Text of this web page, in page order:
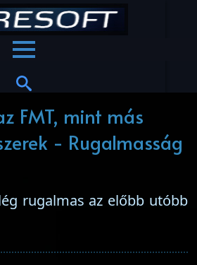
FMT, mint más
- Rugalmasság
rugalmas az előbb utóbb